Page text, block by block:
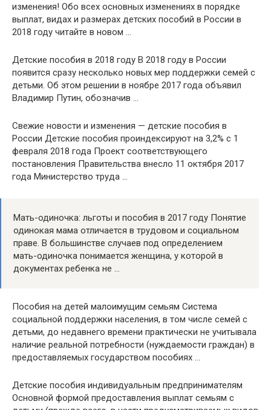
изменения! Обо всех основных изменениях в порядке
выплат, видах и размерах детских пособий в России в
2018 году читайте в новом …
Детские пособия в 2018 году В 2018 году в России
появится сразу несколько новых мер поддержки семей с
детьми. Об этом решении в ноябре 2017 года объявил
Владимир Путин, обозначив …
Свежие новости и изменения — детские пособия в
России Детские пособия проиндексируют на 3,2% с 1
февраля 2018 года Проект соответствующего
постановления Правительства внесло 11 октября 2017
года Министерство труда …
Мать-одиночка: льготы и пособия в 2017 году Понятие
одинокая мама отличается в трудовом и социальном
праве. В большинстве случаев под определением
мать-одиночка понимается женщина, у которой в
документах ребенка не …
Пособия на детей малоимущим семьям Система
социальной поддержки населения, в том числе семей с
детьми, до недавнего времени практически не учитывала
наличие реальной потребности (нуждаемости граждан) в
предоставляемых государством пособиях …
Детские пособия индивидуальным предпринимателям
Основной формой предоставления выплат семьям с